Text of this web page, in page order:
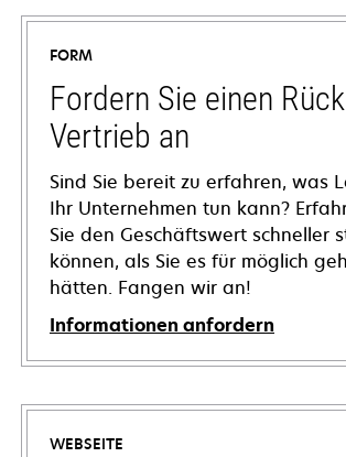
FORM
Fordern Sie einen
Vertrieb an
Sind Sie bereit zu erfahren, was
Ihr Unternehmen tun kann?
Sie den Geschäftswert schneller
können, als Sie es für möglich
hätten. Fangen wir an!
Informationen anfordern
WEBSEITE